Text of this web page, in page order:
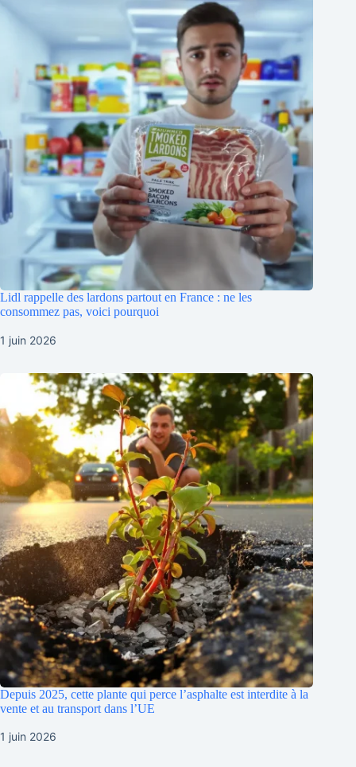
Lidl rappelle des lardons partout en France : ne les
consommez pas, voici pourquoi
1 juin 2026
Depuis 2025, cette plante qui perce l’asphalte est interdite à la
vente et au transport dans l’UE
1 juin 2026